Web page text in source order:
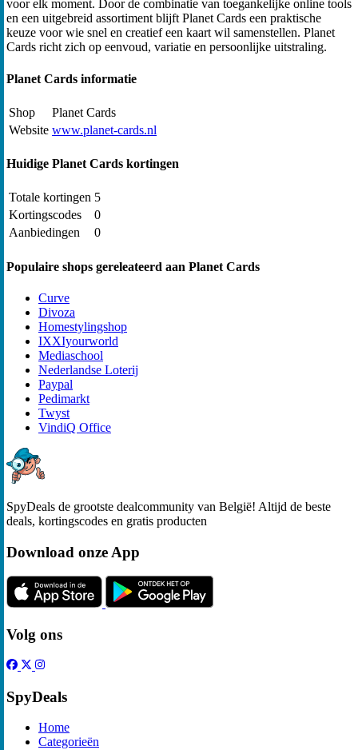
voor elk moment. Door de combinatie van toegankelijke online tools
en een uitgebreid assortiment blijft Planet Cards een praktische
keuze voor wie snel en creatief een kaart wil samenstellen. Planet
Cards richt zich op eenvoud, variatie en persoonlijke uitstraling.
Planet Cards informatie
Shop
Planet Cards
Website www.planet-cards.nl
Huidige Planet Cards kortingen
Totale kortingen 5
Kortingscodes
0
Aanbiedingen
0
Populaire shops gereleateerd aan Planet Cards
Curve
Divoza
Homestylingshop
IXXIyourworld
Mediaschool
Nederlandse Loterij
Paypal
Pedimarkt
Twyst
VindiQ Office
SpyDeals de grootste dealcommunity van België! Altijd de beste
deals, kortingscodes en gratis producten
Download onze App
Volg ons
SpyDeals
Home
Categorieën